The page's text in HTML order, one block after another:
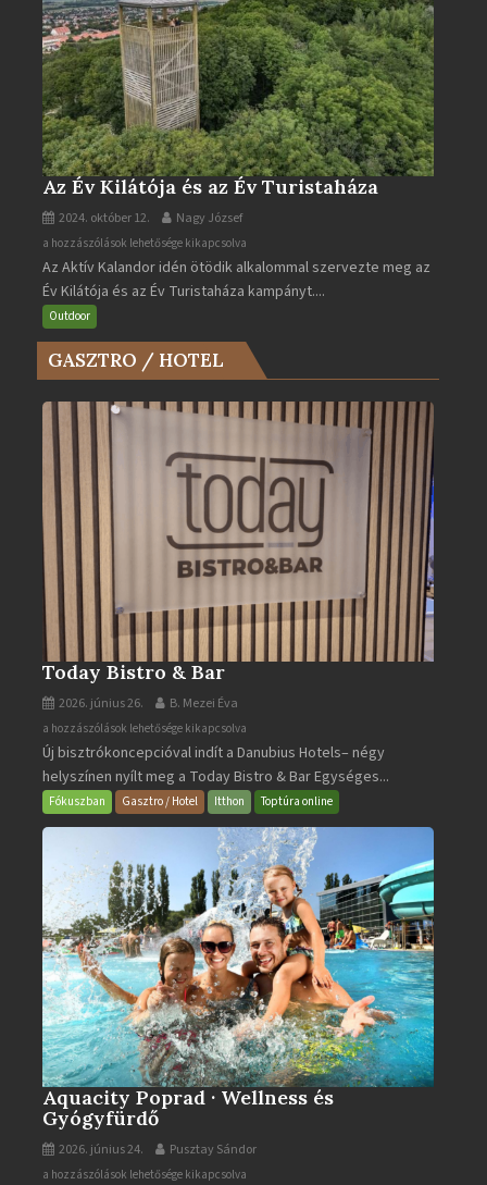
Az Év Kilátója és az Év Turistaháza
2024. október 12. Nagy József
Az
Év
Kilátója
és
az
Év
bejegyzéshez
a hozzászólások lehetősége kikapcsolva
Az Aktív Kalandor idén ötödik alkalommal szervezte meg az
Év Kilátója és az Év Turistaháza kampányt....
Outdoor
GASZTRO / HOTEL
Today Bistro & Bar
2026. június 26. B. Mezei Éva
Today
Bistro
&
Bar
bejegyzéshez
a hozzászólások lehetősége kikapcsolva
Új bisztrókoncepcióval indít a Danubius Hotels– négy
helyszínen nyílt meg a Today Bistro & Bar Egységes...
Fókuszban Gasztro / Hotel Itthon Toptúra online
Aquacity Poprad · Wellness és
Gyógyfürdő
2026. június 24. Pusztay Sándor
Aquacity
a hozzászólások lehetősége kikapcsolva